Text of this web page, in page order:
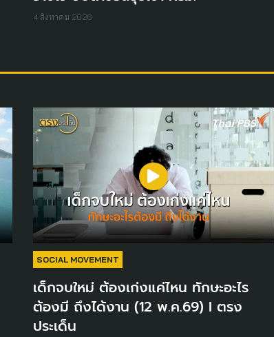
4 สิงหาคม 2026
SOCIAL MOVEMENT
เด็กจบใหม่ ต้องเก่งแค่ไหน ทักษะอะไร
ต้องมี ถึงได้งาน (12 พ.ค.69) I ตรง
ประเด็น